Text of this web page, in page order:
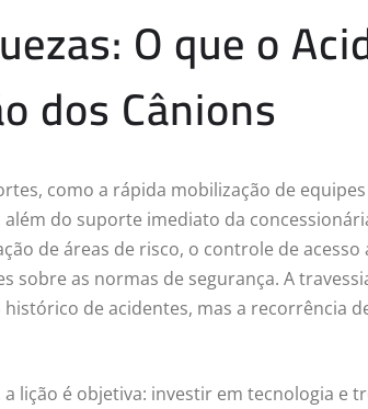
O que o
dos Cânions
como a rápida mobilização de
do suporte imediato da
de áreas de risco, o controle de acesso
sobre as normas de segurança. A
de acidentes, mas a recorrência
lição é objetiva: investir em tecnologia e